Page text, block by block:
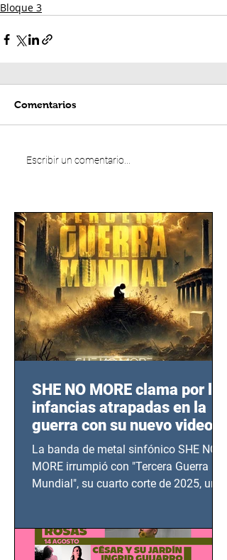
Bloque 3
Comentarios
Escribir un comentario...
SHE NO MORE clama por las
infancias atrapadas en la
guerra con su nuevo video
TERCERA GUERRA
MUNDIAL
La banda de metal sinfónico SHE NO
MORE irrumpió con "Tercera Guerra
Mundial", su cuarto corte de 2025, un
bélicos.